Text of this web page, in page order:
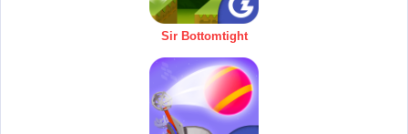
Sir Bottomtight